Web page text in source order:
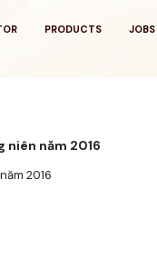
PRODUCTS JOBS
niên năm 2016
2016